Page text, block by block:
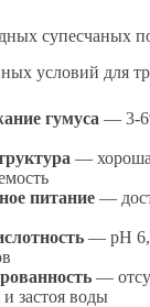
супесчаных
условий для
гумуса — 3-
—
питание —
— pH
—
застоя воды